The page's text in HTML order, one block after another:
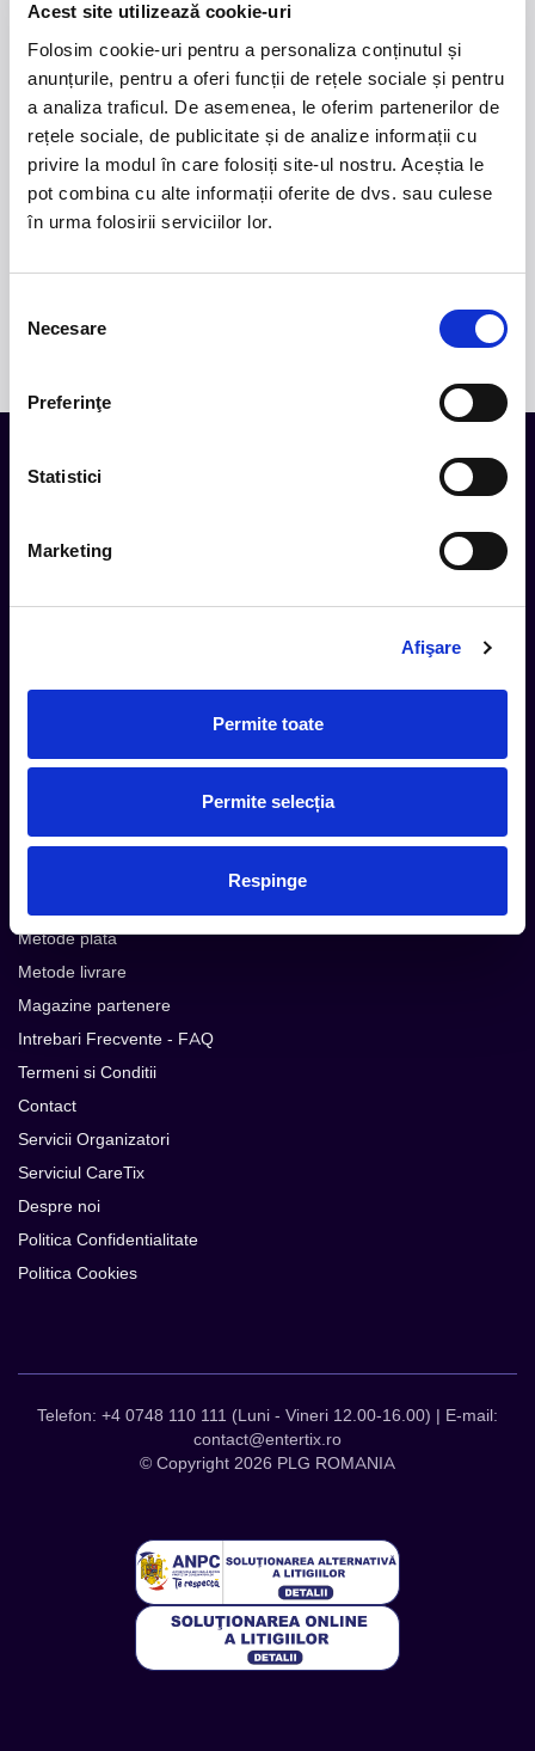
Acest site utilizează cookie-uri
Folosim cookie-uri pentru a personaliza conținutul și
anunțurile, pentru a oferi funcții de rețele sociale și pentru
a analiza traficul. De asemenea, le oferim partenerilor de
rețele sociale, de publicitate și de analize informații cu
privire la modul în care folosiți site-ul nostru. Aceștia le
pot combina cu alte informații oferite de dvs. sau culese
în urma folosirii serviciilor lor.
consimțământului
Necesare
Preferinţe
Statistici
Marketing
Afişare
Permite toate
Permite selecția
Respinge
pentru un concert la Quantic. Turneul promovează
Deaths, un material ce explorează teme precum
iubirea, pierderea și moartea prin imagini cinematice,
versuri captivante și puternice sonorități symphonic
metal.
2. 50 YEARS OF BONEY M-Pe 15 decembrie, la
Sala Palatului, legenda disco Liz Mitchell, vocea
inbox.
evenimentele noi.
Subscribe
Metode plata
Metode livrare
Magazine partenere
Intrebari Frecvente - FAQ
Termeni si Conditii
Contact
Servicii Organizatori
Serviciul CareTix
Despre noi
Politica Confidentialitate
Politica Cookies
Telefon: +4 0748 110 111 (Luni - Vineri 12.00-16.00) | E-mail:
contact@entertix.ro
© Copyright 2026 PLG ROMANIA